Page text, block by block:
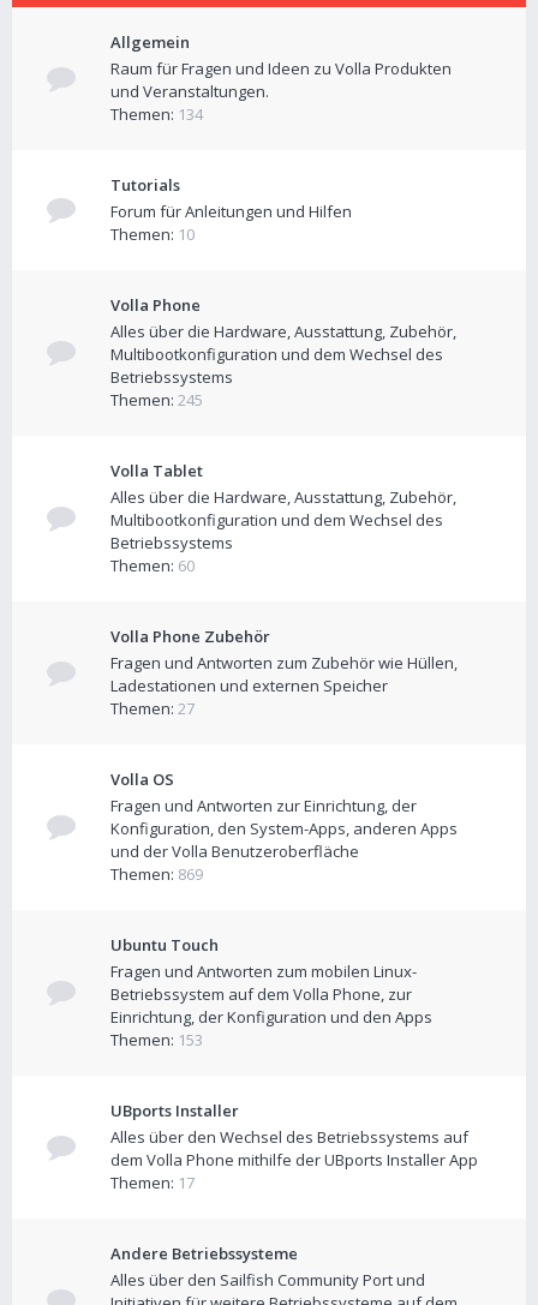
Allgemein
Raum für Fragen und Ideen zu Volla Produkten
und Veranstaltungen.
Themen: 134
Tutorials
Forum für Anleitungen und Hilfen
Themen: 10
Volla Phone
Alles über die Hardware, Ausstattung, Zubehör,
Multibootkonfiguration und dem Wechsel des
Betriebssystems
Themen: 245
Volla Tablet
Alles über die Hardware, Ausstattung, Zubehör,
Multibootkonfiguration und dem Wechsel des
Betriebssystems
Themen: 60
Volla Phone Zubehör
Fragen und Antworten zum Zubehör wie Hüllen,
Ladestationen und externen Speicher
Themen: 27
Volla OS
Fragen und Antworten zur Einrichtung, der
Konfiguration, den System-Apps, anderen Apps
und der Volla Benutzeroberfläche
Themen: 869
Ubuntu Touch
Fragen und Antworten zum mobilen Linux-
Betriebssystem auf dem Volla Phone, zur
Einrichtung, der Konfiguration und den Apps
Themen: 153
UBports Installer
Alles über den Wechsel des Betriebssystems auf
dem Volla Phone mithilfe der UBports Installer App
Themen: 17
Andere Betriebssysteme
Alles über den Sailfish Community Port und